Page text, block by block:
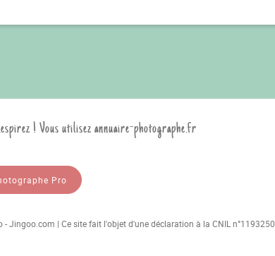
! Vous utilisez annuaire-photographe.fr
Pro
Jingoo.com | Ce site fait l'objet d'une déclaration à la CNIL n°1193250